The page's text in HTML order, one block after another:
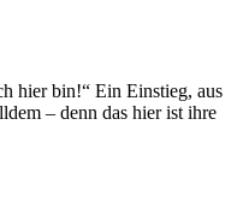
hier bin!“ Ein Einstieg, aus
– denn das hier ist ihre